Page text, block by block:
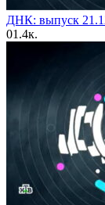
ДНК: выпуск
01.4к.